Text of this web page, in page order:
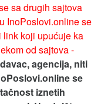
sa drugih sajtova
InoPoslovi.online se
link koji upućuje ka
od sajtova -
agencija, niti
se
iznetih